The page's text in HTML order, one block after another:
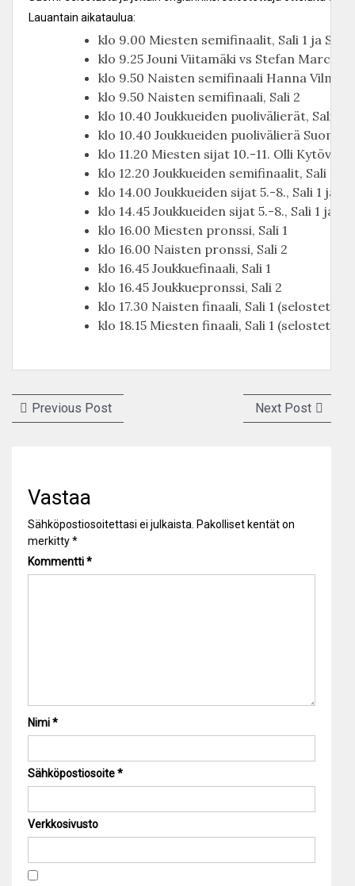
Lauantain aikataulua:
klo 9.00 Miesten semifinaalit, Sali 1 ja Sali 2
klo 9.25 Jouni Viitamäki vs Stefan Marcin
klo 9.50 Naisten semifinaali Hanna Vilmi
klo 9.50 Naisten semifinaali, Sali 2
klo 10.40 Joukkueiden puolivälierät, Sali 1,
klo 10.40 Joukkueiden puolivälierä Suomi
klo 11.20 Miesten sijat 10.-11. Olli Kytöviita
klo 12.20 Joukkueiden semifinaalit, Sali 1 ja
klo 14.00 Joukkueiden sijat 5.-8., Sali 1 ja
klo 14.45 Joukkueiden sijat 5.-8., Sali 1 ja
klo 16.00 Miesten pronssi, Sali 1
klo 16.00 Naisten pronssi, Sali 2
klo 16.45 Joukkuefinaali, Sali 1
klo 16.45 Joukkuepronssi, Sali 2
klo 17.30 Naisten finaali, Sali 1 (selostettu)
klo 18.15 Miesten finaali, Sali 1 (selostettu)
Artikkelien
Previous PostPrevious
post:
Next PostNext
post:
Vastaa
Sähköpostiosoitettasi ei julkaista. Pakolliset kentät on
merkitty*
Kommentti*
Nimi*
Sähköpostiosoite*
Verkkosivusto